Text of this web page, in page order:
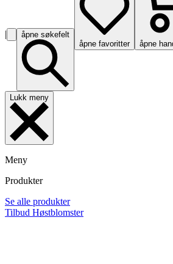
|
åpne søkefelt
åpne favoritter
åpne
Lukk meny
Meny
Produkter
Se alle produkter
Tilbud Høstblomster